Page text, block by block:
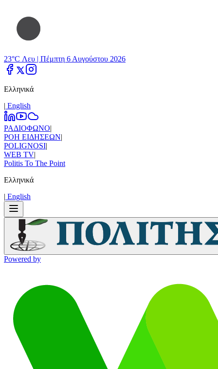
23°C Λευ | Πέμπτη 6 Αυγούστου 2026
Ελληνικά
| Εnglish
ΡΑΔΙΟΦΩΝΟ|
ΡΟΗ ΕΙΔΗΣΕΩΝ|
POLIGNOSI|
WEB TV|
Politis To The Point
Ελληνικά
| Εnglish
Powered by